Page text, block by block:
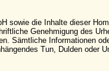
sowie die Inhalte dieser
Genehmigung des
Sämtliche Informationen
Tun, Dulden oder